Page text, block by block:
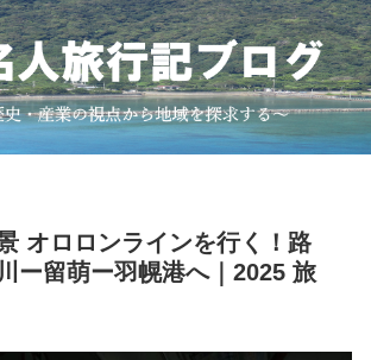
オロロンラインを行く！路
ー留萌ー羽幌港へ｜2025 旅